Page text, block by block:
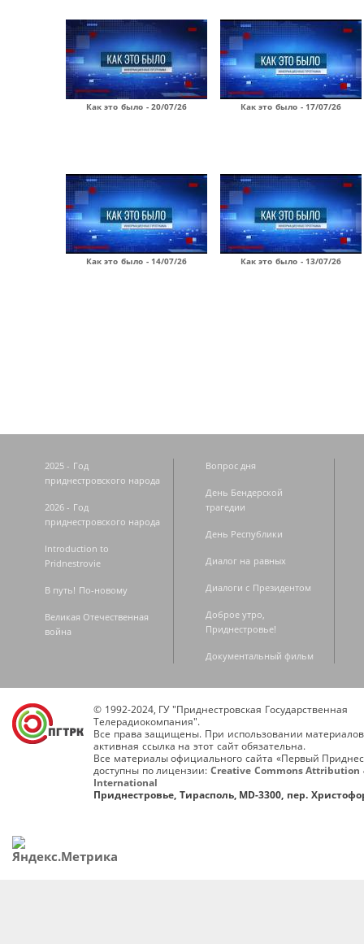
Как это было - 20/07/26 Как это было - 17/07/26
Как это было - 14/07/26 Как это было - 13/07/26
2025 - Год
приднестровского народа
2026 - Год
приднестровского народа
Introduction to
Pridnestrovie
В путь! По-новому
Великая Отечественная
война
Вопрос дня
День Бендерской
трагедии
День Республики
Диалог на равных
Диалоги с Президентом
Доброе утро,
Приднестровье!
Документальный фильм
© 1992-2024, ГУ "Приднестровская Государственная
Телерадиокомпания".
Все права защищены. При использовании
активная ссылка на этот сайт обязательна.
Все материалы официального сайта «Первый
доступны по лицензии: Creative Commons Attribution
International
Приднестровье, Тирасполь, MD-3300, пер.